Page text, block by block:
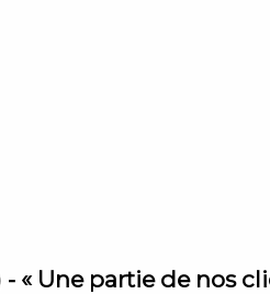
et d’édition : Clara
film « Forrest Gump ».
« Une partie de nos